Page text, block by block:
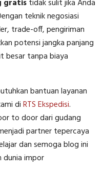
gratistidak sulit jika Anda
teknik negosiasi
trade-off, pengiriman
potensi jangka panjang
besar tanpa biaya
bantuan layanan
diRTS Ekspedisi.
to door dari gudang
partner tepercaya
dan semoga blog ini
dunia impor